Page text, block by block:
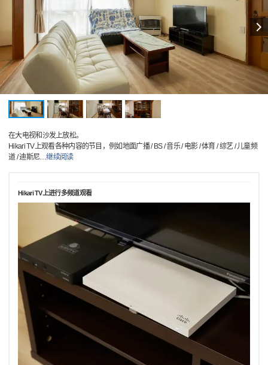
在大电视和沙发上放松。
Hikari TV上观看各种内容的节目，例如地面广播 / BS / 音乐 / 电影 / 体育 / 综艺 / 儿童频
道 / 迪斯尼…继续阅读
Hikari TV上进行多频道观看